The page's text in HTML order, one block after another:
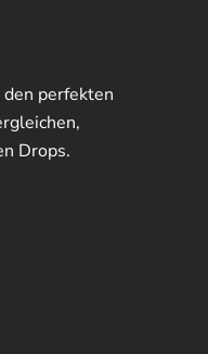
perfekten
Drops.